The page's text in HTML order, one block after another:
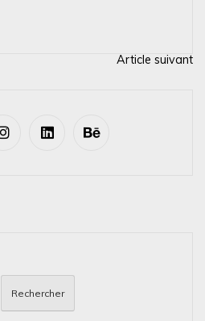
Article suivant
Rechercher